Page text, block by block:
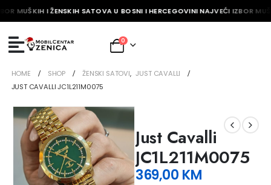
MUŠKIH I ŽENSKIH SATOVA U BOSNI I HERCEGOVINI NAJVEĆI IZBOR
0
HOME SHOP ŽENSKI SATOVI, JUST CAVALLI
JUST CAVALLI JC1L211M0075
Just Cavalli
JC1L211M0075
369,00 KM